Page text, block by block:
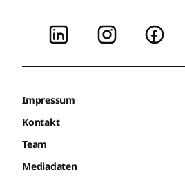
Impressum
Kontakt
Team
Mediadaten